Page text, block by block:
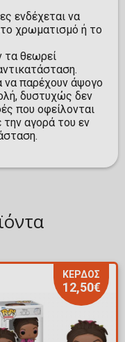
ενδέχεται να
χρωματισμό ή το
τα θεωρεί
παρέχουν άψογο
δυστυχώς δεν
που οφείλονται
αγορά του εν
ΚΕΡΔΟΣ
12,50€